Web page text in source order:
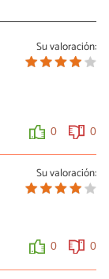
Su valoración:
0 0
Su valoración:
0 0